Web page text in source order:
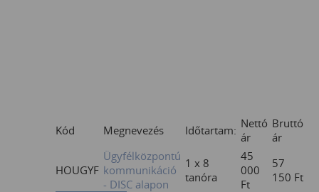
Kód Megnevezés Időtartam: Nettó
ár
Bruttó
ár
HOUGYF
Ügyfélközpontú
kommunikáció
- DISC alapon
1 x 8
tanóra
45
000
Ft
57
150 Ft